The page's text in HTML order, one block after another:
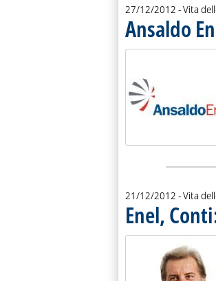
27/12/2012 - Vita
Ansaldo
21/12/2012 - Vita
Enel,